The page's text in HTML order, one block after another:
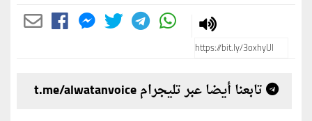
تابعنا أيضا عبر تليجرام t.me/alwatanvoice